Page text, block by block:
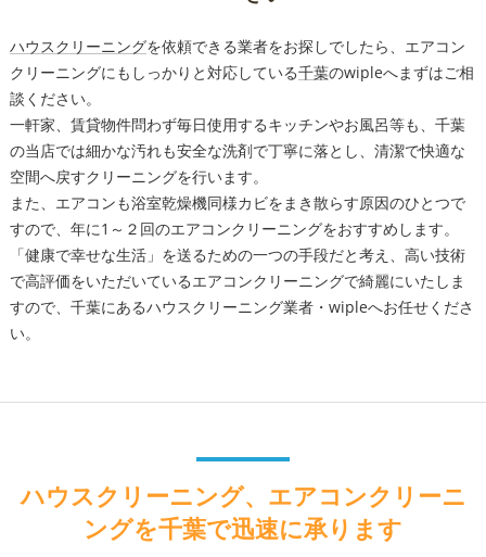
ハウスクリーニングを依頼できる業者をお探しでしたら、エアコン
クリーニングにもしっかりと対応している千葉のwipleへまずはご相
談ください。
一軒家、賃貸物件問わず毎日使用するキッチンやお風呂等も、千葉
の当店では細かな汚れも安全な洗剤で丁寧に落とし、清潔で快適な
空間へ戻すクリーニングを行います。
また、エアコンも浴室乾燥機同様カビをまき散らす原因のひとつで
すので、年に1～２回のエアコンクリーニングをおすすめします。
「健康で幸せな生活」を送るための一つの手段だと考え、高い技術
で高評価をいただいているエアコンクリーニングで綺麗にいたしま
すので、千葉にあるハウスクリーニング業者・wipleへお任せくださ
い。
ハウスクリーニング、エアコンクリーニ
ングを千葉で迅速に承ります